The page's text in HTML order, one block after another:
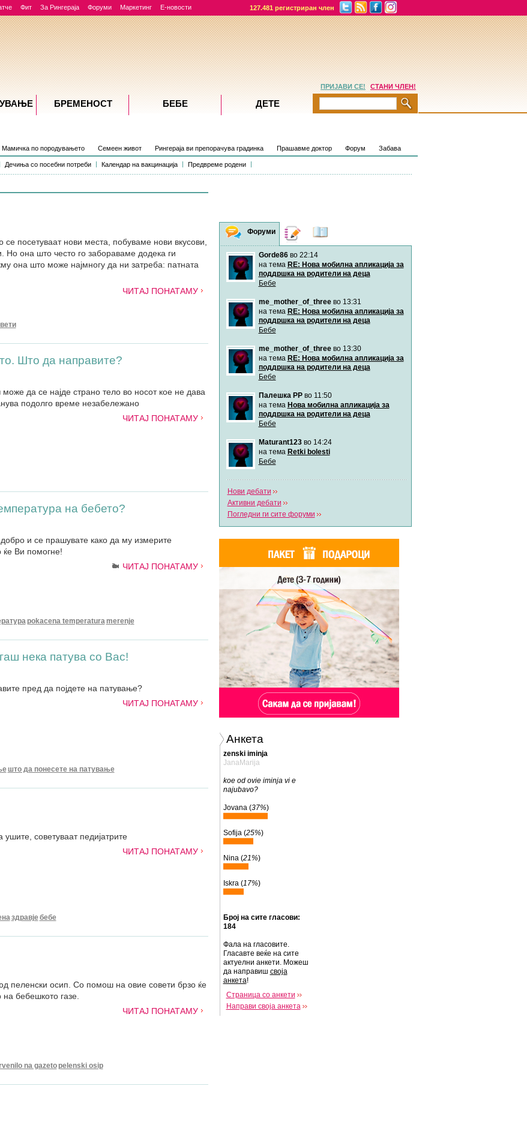
Фит За Рингераја Форуми Маркетинг Е-новости 127.481 регистриран член
Дечиња со посебни потреби Календар на вакцинација Предвреме родени
Мамичка по породувањето Семеен живот Рингераја ви препорачува градинка Прашавме доктор Форум Забава
се посетуваат нови места, побуваме нови вкусови,
Но она што често го забораваме додека ги
она што може најмногу да ни затреба: патната
ЧИТАЈ ПОНАТАМУ
Што да направите?
да се најде страно тело во носот кое не дава
подолго време незабележано
ЧИТАЈ ПОНАТАМУ
на бебето?
и се прашувате како да му измерите
ќе Ви помогне!
ЧИТАЈ ПОНАТАМУ
pokacena temperatura merenje
нека патува со Вас!
пред да појдете на патување?
ЧИТАЈ ПОНАТАМУ
што да понесете на патување
советуваат педијатрите
ЧИТАЈ ПОНАТАМУ
здравјебебе
пеленски осип. Со помош на овие совети брзо ќе
бебешкото газе.
ЧИТАЈ ПОНАТАМУ
na gazeto pelenski osip
Форуми Дневници
Gorde86во 22:14
на тема RE: Нова мобилна апликација за
поддршка на родители на деца
Бебе
me_mother_of_threeво 13:31
на тема RE: Нова мобилна апликација за
поддршка на родители на деца
Бебе
me_mother_of_threeво 13:30
на тема RE: Нова мобилна апликација за
поддршка на родители на деца
Бебе
Палешка РРво 11:50
на тема Нова мобилна апликација за
поддршка на родители на деца
Бебе
Maturant123во 14:24
на тема Retki bolesti
Бебе
Нови дебати
Активни дебати
Погледни ги сите форуми
Анкета
zenski iminja
JanaMarija
koe od ovie iminja vi e
najubavo?
Jovana (37%)
Sofija (25%)
Nina (21%)
Iskra (17%)
Број на сите гласови:
184
Фала на гласовите.
Гласавте веќе на сите
актуелни анкети. Можеш
да направиш своја
анкета!
Страница со анкети
Направи своја анкета
ПРИЈАВИ СЕ! СТАНИ ЧЛЕН!
БРЕМЕНОСТ БЕБЕ ДЕТЕ